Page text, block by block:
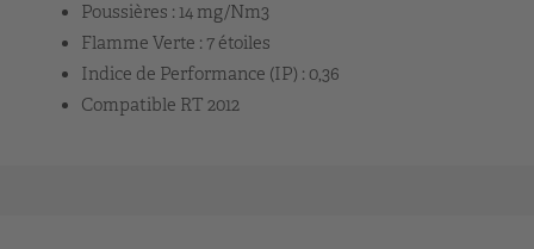
Poussières : 14 mg/Nm3
Flamme Verte : 7 étoiles
Indice de Performance (IP) : 0,36
Compatible RT 2012